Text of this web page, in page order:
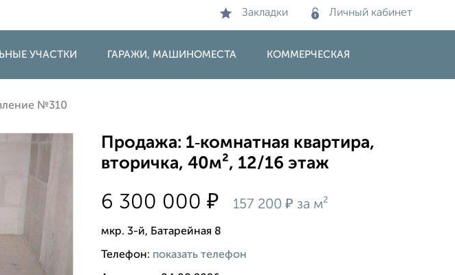
Закладки Личный кабинет
УЧАСТКИ ГАРАЖИ, МАШИНОМЕСТА КОММЕРЧЕСКАЯ
№310
Продажа: 1‑комнатная квартира,
вторичка, 40м², 12/16 этаж
6 300 000₽ 157 200₽ за м²
мкр. 3-й, Батарейная 8
Телефон: показать телефон